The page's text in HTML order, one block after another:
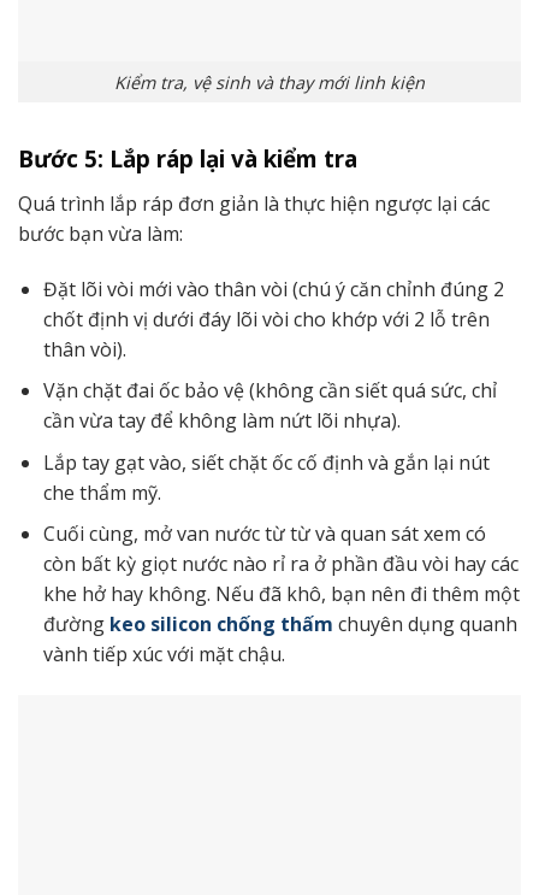
Kiểm tra, vệ sinh và thay mới linh kiện
Bước 5: Lắp ráp lại và kiểm tra
Quá trình lắp ráp đơn giản là thực hiện ngược lại các
bước bạn vừa làm:
Đặt lõi vòi mới vào thân vòi (chú ý căn chỉnh đúng 2
chốt định vị dưới đáy lõi vòi cho khớp với 2 lỗ trên
thân vòi).
Vặn chặt đai ốc bảo vệ (không cần siết quá sức, chỉ
cần vừa tay để không làm nứt lõi nhựa).
Lắp tay gạt vào, siết chặt ốc cố định và gắn lại nút
che thẩm mỹ.
Cuối cùng, mở van nước từ từ và quan sát xem có
còn bất kỳ giọt nước nào rỉ ra ở phần đầu vòi hay các
khe hở hay không. Nếu đã khô, bạn nên đi thêm một
đường keo silicon chống thấm chuyên dụng quanh
vành tiếp xúc với mặt chậu.